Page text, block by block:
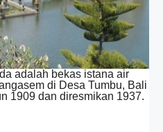
adalah bekas istana air
di Desa Tumbu, Bali
1909 dan diresmikan 1937.